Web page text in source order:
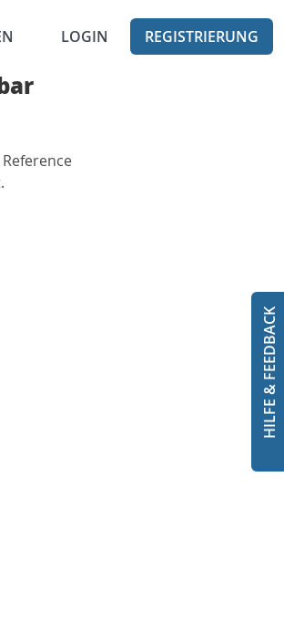
LOGIN REGISTRIERUNG
HILFE & FEEDBACK